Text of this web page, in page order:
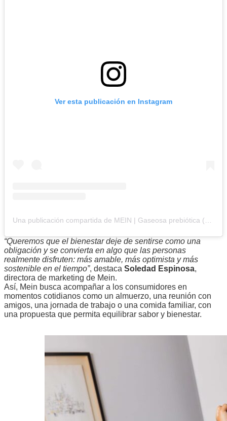
Ver esta publicación en Instagram
“Queremos que el bienestar deje de sentirse como una
obligación y se convierta en algo que las personas
realmente disfruten: más amable, más optimista y más
sostenible en el tiempo”, destaca Soledad Espinosa,
directora de marketing de Mein.
Así, Mein busca acompañar a los consumidores en
momentos cotidianos como un almuerzo, una reunión con
amigos, una jornada de trabajo o una comida familiar, con
una propuesta que permita equilibrar sabor y bienestar.